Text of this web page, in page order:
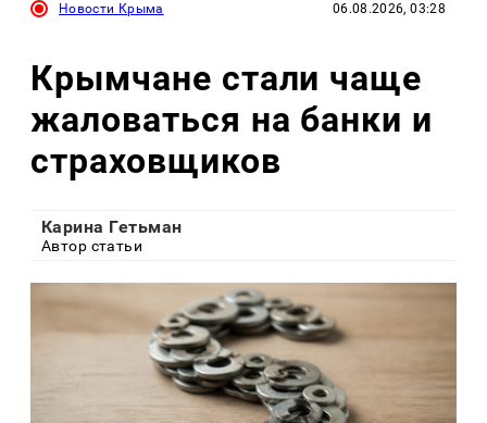
Новости Крыма 06.08.2026, 03:28
Крымчане стали чаще
жаловаться на банки и
страховщиков
Карина Гетьман
Автор статьи